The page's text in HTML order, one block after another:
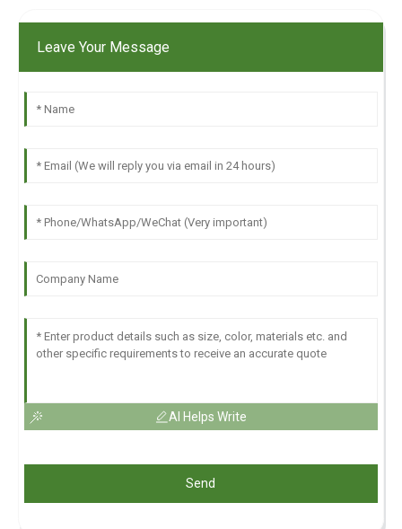
Leave Your Message
AI Helps Write
Send